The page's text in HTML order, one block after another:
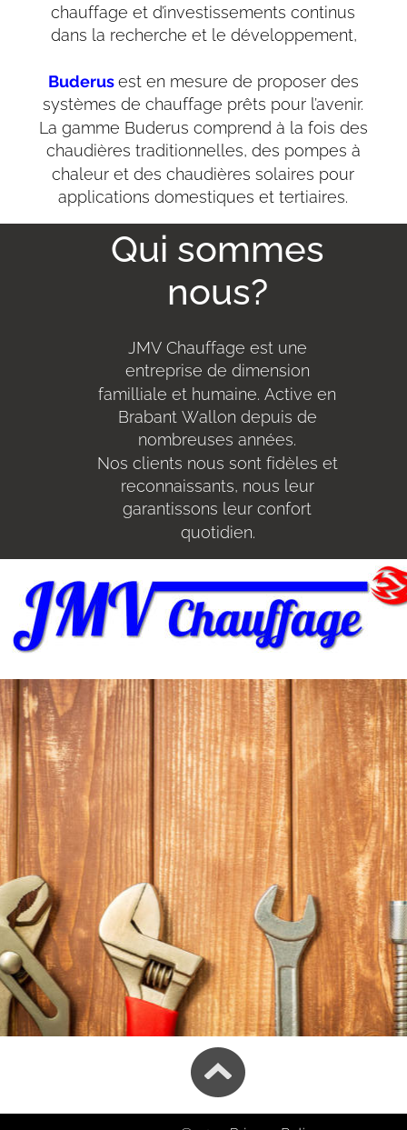
chauffage et d’investissements continus
dans la recherche et le développement,
Buderus est en mesure de proposer des
systèmes de chauffage prêts pour l’avenir.
La gamme Buderus comprend à la fois des
chaudières traditionnelles, des pompes à
chaleur et des chaudières solaires pour
applications domestiques et tertiaires.
Qui sommes
nous?
JMV Chauffage est une
entreprise de dimension
familliale et humaine. Active en
Brabant Wallon depuis de
nombreuses années.
Nos clients nous sont fidèles et
reconnaissants, nous leur
garantissons leur confort
quotidien.